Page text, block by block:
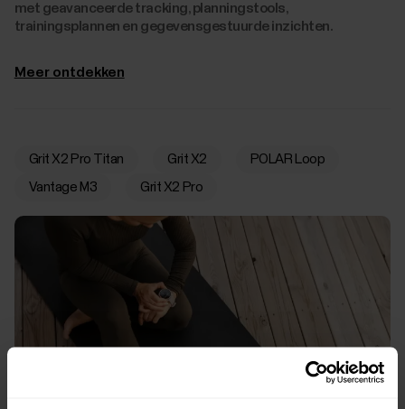
met geavanceerde tracking, planningstools,
trainingsplannen en gegevensgestuurde inzichten.
Meer ontdekken
Grit X2 Pro Titan Grit X2 POLAR Loop
Vantage M3 Grit X2 Pro